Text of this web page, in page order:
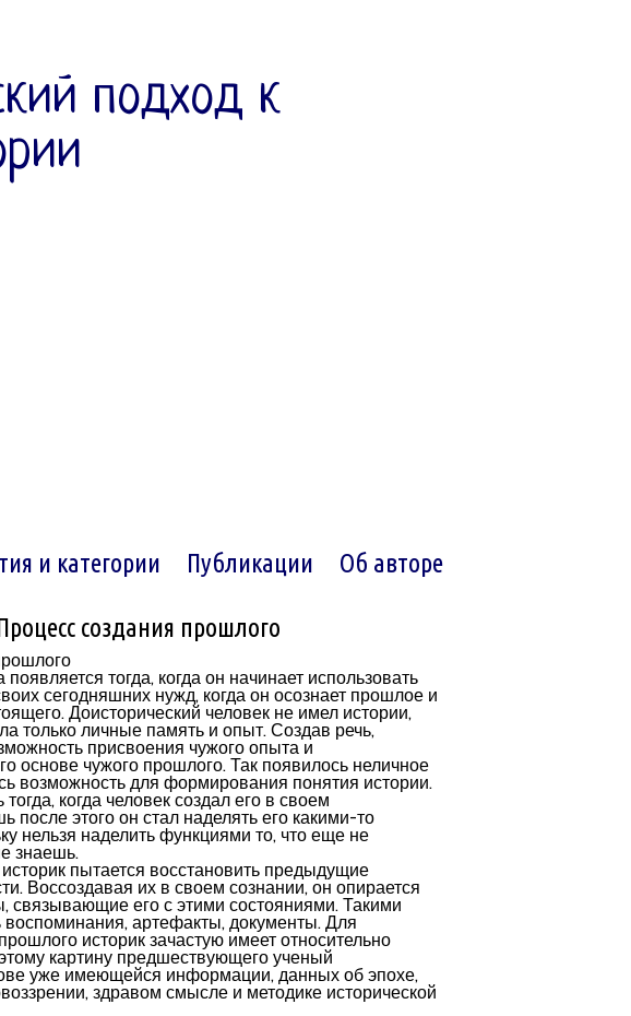
подход к
и категории Публикации Об авторе
создания прошлого
тогда, когда он начинает использовать
сегодняшних нужд, когда он осознает прошлое и
Доисторический человек не имел истории,
только личные память и опыт. Создав речь,
присвоения чужого опыта и
основе чужого прошлого. Так появилось неличное
возможность для формирования понятия истории.
когда человек создал его в своем
после этого он стал наделять его какими-то
нельзя наделить функциями то, что еще не
знаешь.
пытается восстановить предыдущие
Воссоздавая их в своем сознании, он опирается
связывающие его с этими состояниями. Такими
артефакты, документы. Для
историк зачастую имеет относительно
картину предшествующего ученый
уже имеющейся информации, данных об эпохе,
здравом смысле и методике исторической